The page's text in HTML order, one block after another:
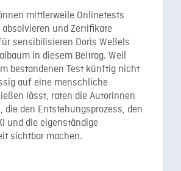
mittlerweile Onlinetests
und Zertifikate
sensibilisieren Doris Weßels
in diesem Beitrag. Weil
bestandenen Test künftig nicht
auf eine menschliche
lässt, raten die Autorinnen
die den Entstehungsprozess, den
und die eigenständige
sichtbar machen.